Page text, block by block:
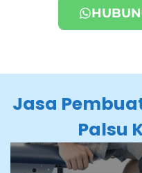
Jasa
Palsu